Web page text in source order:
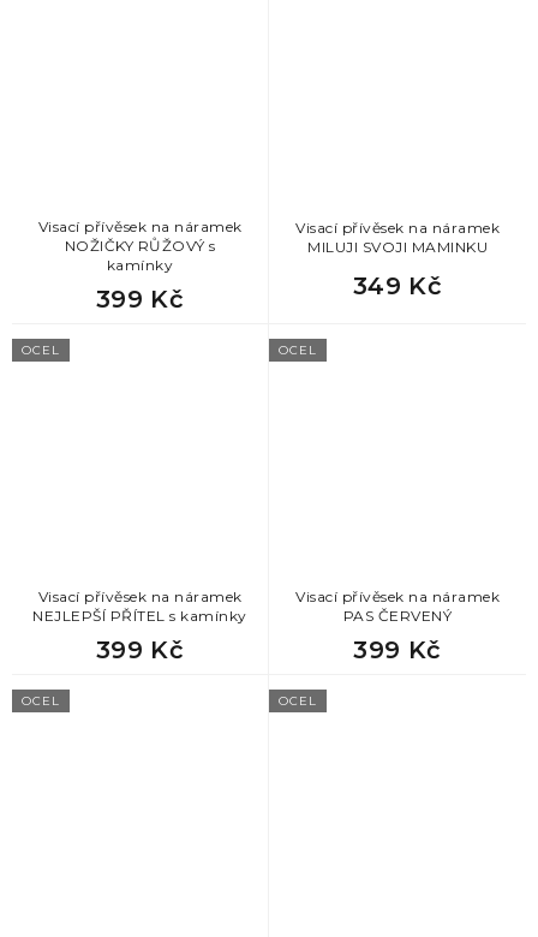
Visací přívěsek na náramek
NOŽIČKY RŮŽOVÝ s
kamínky
399 Kč
Visací přívěsek na náramek
MILUJI SVOJI MAMINKU
349 Kč
OCEL
Visací přívěsek na náramek
NEJLEPŠÍ PŘÍTEL s kamínky
399 Kč
OCEL
Visací přívěsek na náramek
PAS ČERVENÝ
399 Kč
OCEL OCEL